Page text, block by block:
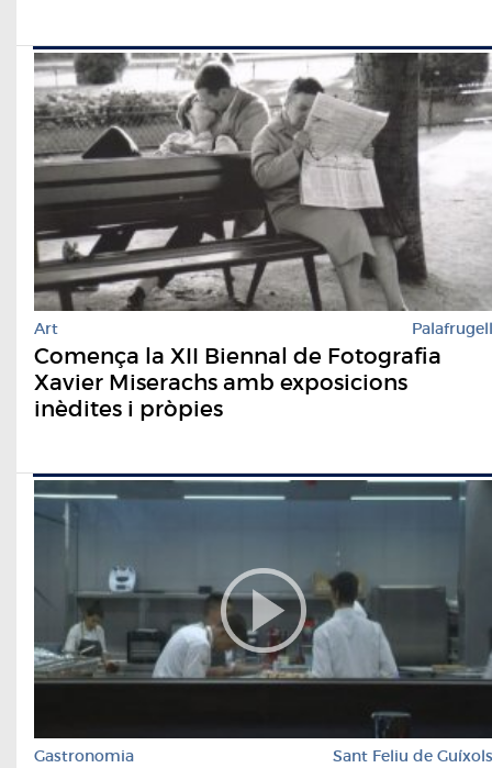
Art Palafrugell
Comença la XII Biennal de Fotografia
Xavier Miserachs amb exposicions
inèdites i pròpies
Gastronomia Sant Feliu de Guíxols